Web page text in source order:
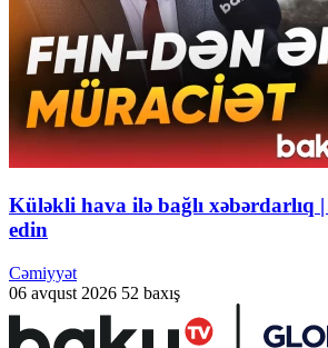
Küləkli hava ilə bağlı xəbərdarlıq
edin
Cəmiyyət
06 avqust 2026 52 baxış